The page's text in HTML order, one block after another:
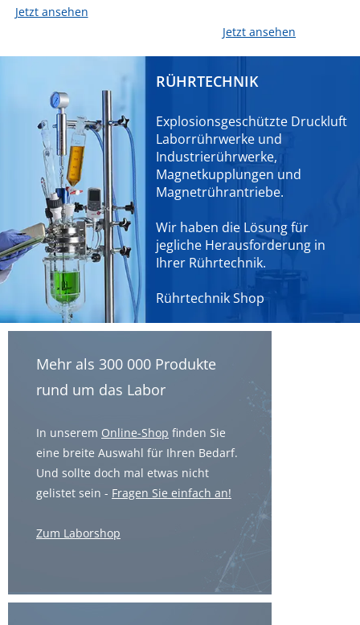
Jetzt ansehen
Jetzt ansehen
RÜHRTECHNIK
Explosionsgeschützte Druckluft
Laborrührwerke und
Industrierührwerke,
Magnetkupplungen und
Magnetrührantriebe.
Wir haben die Lösung für
jegliche Herausforderung in
Ihrer Rührtechnik.
Rührtechnik Shop
Mehr als 300 000 Produkte
rund um das Labor
In unserem Online-Shop finden Sie
eine breite Auswahl für Ihren Bedarf.
Und sollte doch mal etwas nicht
gelistet sein - Fragen Sie einfach an!
Zum Laborshop